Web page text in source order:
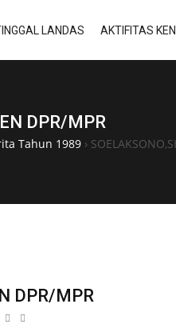
LANDAS AKTIFITAS
DPR/MPR
Tahun 1989 ›
DPR/MPR